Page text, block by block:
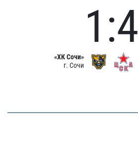
«ХК Сочи»
г. Сочи
1:4